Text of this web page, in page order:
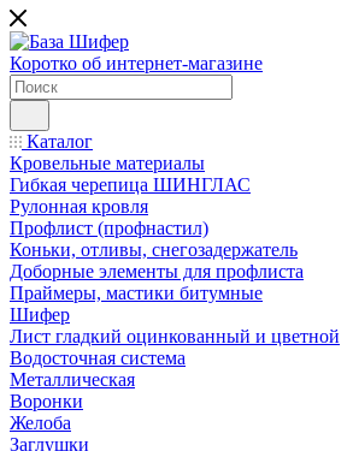
Коротко об интернет-магазине
Каталог
Кровельные материалы
Гибкая черепица ШИНГЛАС
Рулонная кровля
Профлист (профнастил)
Коньки, отливы, снегозадержатель
Доборные элементы для профлиста
Праймеры, мастики битумные
Шифер
Лист гладкий оцинкованный и цветной
Водосточная система
Металлическая
Воронки
Желоба
Заглушки